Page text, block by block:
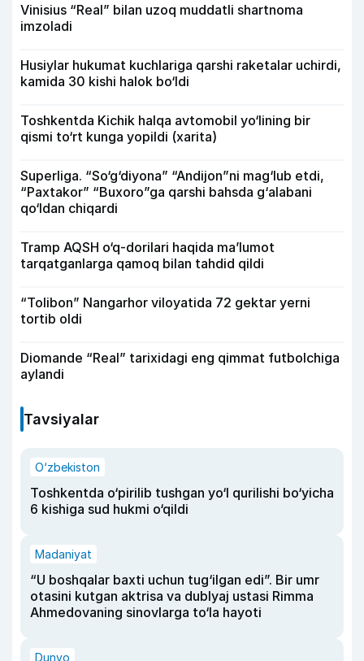
Vinisius “Real” bilan uzoq muddatli shartnoma
imzoladi
Husiylar hukumat kuchlariga qarshi raketalar uchirdi,
kamida 30 kishi halok bo‘ldi
Toshkentda Kichik halqa avtomobil yo‘lining bir
qismi to‘rt kunga yopildi (xarita)
Superliga. “So‘g‘diyona” “Andijon”ni mag‘lub etdi,
“Paxtakor” “Buxoro”ga qarshi bahsda g‘alabani
qo‘ldan chiqardi
Tramp AQSH o‘q-dorilari haqida ma’lumot
tarqatganlarga qamoq bilan tahdid qildi
“Tolibon” Nangarhor viloyatida 72 gektar yerni
tortib oldi
Diomande “Real” tarixidagi eng qimmat futbolchiga
aylandi
Tavsiyalar
O‘zbekiston
Toshkentda o‘pirilib tushgan yo‘l qurilishi bo‘yicha
6 kishiga sud hukmi o‘qildi
Madaniyat
“U boshqalar baxti uchun tug‘ilgan edi”. Bir umr
otasini kutgan aktrisa va dublyaj ustasi Rimma
Ahmedovaning sinovlarga to‘la hayoti
Dunyo